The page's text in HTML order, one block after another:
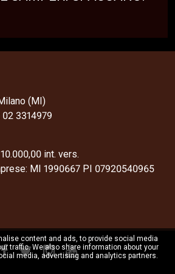
(MI)
3314979
int. vers.
MI 1990667 PI 07920540965
content and ads, to provide social media
traffic. We also share information about your
media, advertising and analytics partners.